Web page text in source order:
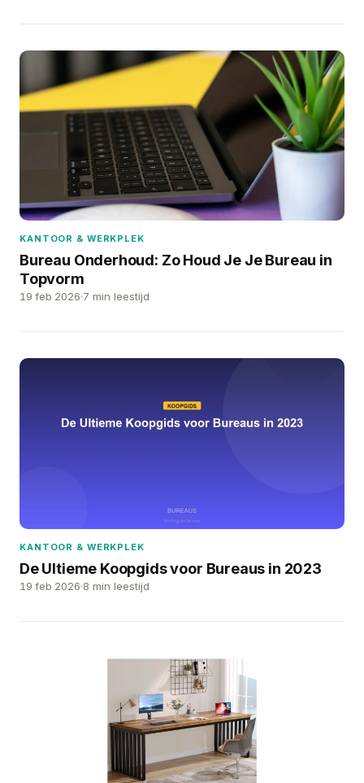
KANTOOR & WERKPLEK
Bureau Onderhoud: Zo Houd Je Je Bureau in
Topvorm
19 feb 2026 7 min leestijd
KANTOOR & WERKPLEK
De Ultieme Koopgids voor Bureaus in 2023
19 feb 2026 8 min leestijd